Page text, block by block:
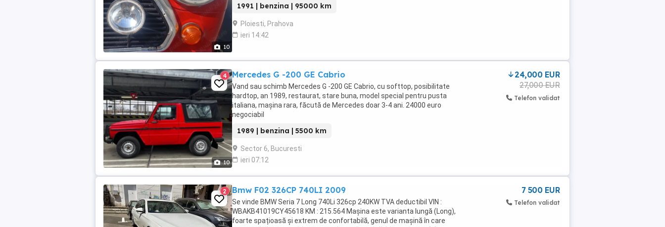
10
1991 | benzina | 95000 km
Ploiesti, Prahova
ieri 14:42
10
4 Mercedes G -200 GE Cabrio
Vand sau schimb Mercedes G -200 GE Cabrio, cu softtop, posibilitate
hardtop, an 1989, restaurat, stare buna, model special pentru pusta
italiana, mașina rara, făcută de Mercedes doar 3-4 ani. 24000 euro
negociabil
1989 | benzina | 5500 km
Sector 6, Bucuresti
ieri 07:12
24,000 EUR
27,000 EUR
Telefon validat
2 Bmw F02 326CP 740LI 2009
Se vinde BMW Seria 7 Long 740Li 326cp 240KW TVA deductibil VIN :
WBAKB41019CY45618 KM : 215.564 Mașina este varianta lungă (Long),
foarte spațioasă și extrem de confortabilă, genul de mașină în care
7 500 EUR
Telefon validat